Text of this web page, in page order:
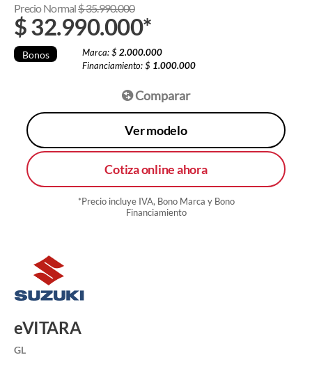
Precio Normal$35.990.000
$32.990.000*
Bonos Marca: $ 2.000.000
Financiamiento: $ 1.000.000
Comparar
Ver modelo
Cotiza online ahora
*Precio incluye IVA, Bono Marca y Bono
Financiamiento
eVITARA
GL